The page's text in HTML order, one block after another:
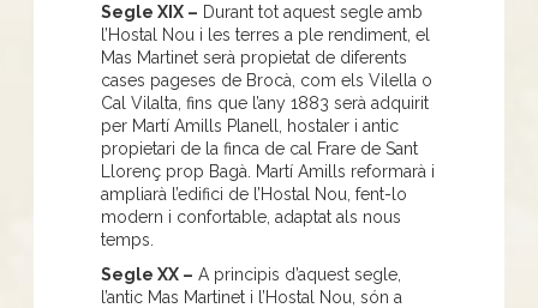
Segle XIX – Durant tot aquest segle amb
l’Hostal Nou i les terres a ple rendiment, el
Mas Martinet serà propietat de diferents
cases pageses de Brocà, com els Vilella o
Cal Vilalta, fins que l’any 1883 serà adquirit
per Martí Amills Planell, hostaler i antic
propietari de la finca de cal Frare de Sant
Llorenç prop Bagà. Martí Amills reformarà i
ampliarà l’edifici de l’Hostal Nou, fent-lo
modern i confortable, adaptat als nous
temps.
Segle XX – A principis d’aquest segle,
l’antic Mas Martinet i l’Hostal Nou, són a